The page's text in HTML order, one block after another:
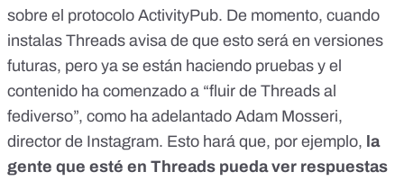
sobre el protocolo ActivityPub. De momento, cuando
instalas Threads avisa de que esto será en versiones
futuras, pero ya se están haciendo pruebas y el
contenido ha comenzado a “fluir de Threads al
fediverso”, como ha adelantado Adam Mosseri,
director de Instagram. Esto hará que, por ejemplo, la
gente que esté en Threads pueda ver respuestas